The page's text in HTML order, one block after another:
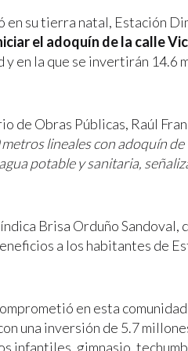
su tierra natal, Estación
el adoquín de la calle
en la que se invertirán 14.6
de Obras Públicas, Raúl
metros lineales con adoquín
potable y sanitaria,
Brisa Orduño Sandoval,
a los habitantes de
en esta
una inversión de 5.7
infantiles, gimnasio,